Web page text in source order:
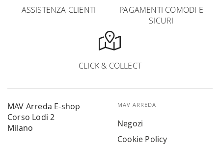
ASSISTENZA CLIENTI
PAGAMENTI COMODI E
SICURI
CLICK & COLLECT
MAV Arreda E-shop
Corso Lodi 2
Milano
MAV ARREDA
Negozi
Cookie Policy